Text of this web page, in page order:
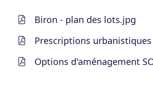
Biron - plan des lots.jpg
Prescriptions urbanistiques
Options d'aménagement